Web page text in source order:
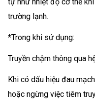
tự như nhiệt độ cơ thể
trường lạnh.
*Trong khi sử dụng:
Truyền chậm thông qua
Khi có dấu hiệu đau
hoặc ngừng việc tiêm